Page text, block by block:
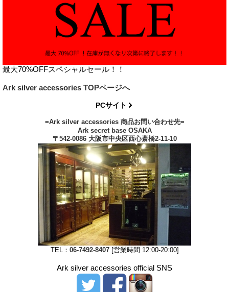
最大70%OFFスペシャルセール！！
Ark silver accessories TOPページへ
PCサイト
=Ark silver accessories 商品お問い合わせ先=
Ark secret base OSAKA
〒542-0086 大阪市中央区西心斎橋2-11-10
TEL： 06-7492-8407[営業時間 12:00-20:00]
Ark silver accessories official SNS